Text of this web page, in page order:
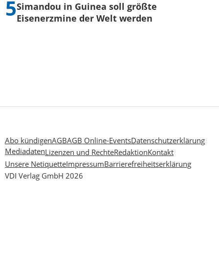
Simandou in Guinea soll größte
Eisenerzmine der Welt werden
Abo kündigenAGBAGB Online-EventsDatenschutzerklärung
MediadatenLizenzen und RechteRedaktionKontakt
Unsere NetiquetteImpressumBarrierefreiheitserklärung
VDI Verlag GmbH 2026